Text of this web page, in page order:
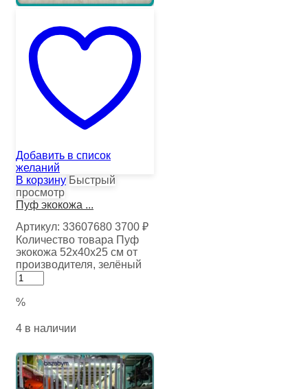
Добавить в список
желаний
В корзину Быстрый
просмотр
Пуф экокожа ...
Артикул: 33607680 3700 ₽
Количество товара Пуф
экокожа 52х40х25 см от
производителя, зелёный
%
4 в наличии